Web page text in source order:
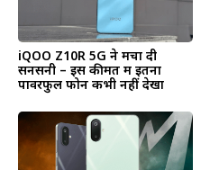
iQOO Z10R 5G ने मचा दी
सनसनी – इस कीमत में इतना
पावरफुल फोन कभी नहीं देखा